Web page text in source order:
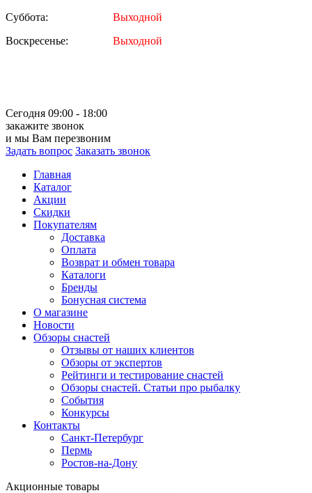
Суббота:
Выходной
Воскресенье:
Выходной
Сегодня 09:00 - 18:00
закажите звонок
и мы Вам перезвоним
Задать вопрос Заказать звонок
Главная
Каталог
Акции
Скидки
Покупателям
Доставка
Оплата
Возврат и обмен товара
Каталоги
Бренды
Бонусная система
О магазине
Новости
Обзоры снастей
Отзывы от наших клиентов
Обзоры от экспертов
Рейтинги и тестирование снастей
Обзоры снастей. Статьи про рыбалку
События
Конкурсы
Контакты
Санкт-Петербург
Пермь
Ростов-на-Дону
Акционные товары